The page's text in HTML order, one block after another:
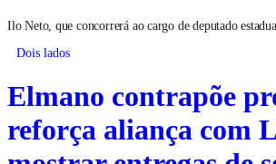
Ilo Neto, que concorrerá ao cargo de deputado
Dois lados
Elmano contrapõe
reforça aliança com